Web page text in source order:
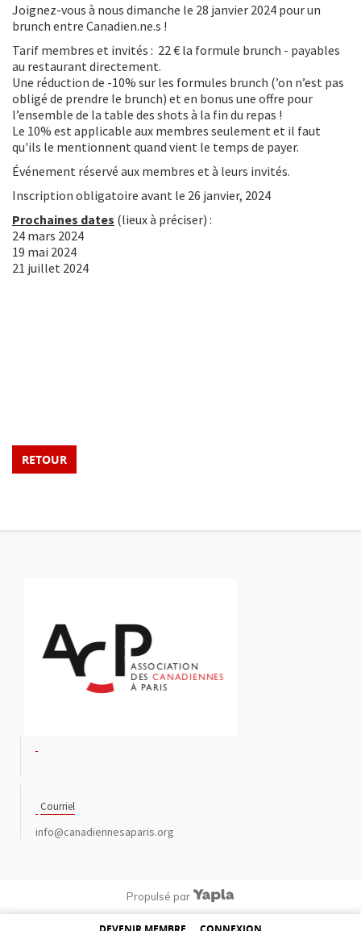
Joignez-vous à nous dimanche le 28 janvier 2024 pour un
brunch entre Canadien.ne.s !
Tarif membres et invités : 22 € la formule brunch - payables
au restaurant directement.
Une réduction de -10% sur les formules brunch (’on n’est pas
obligé de prendre le brunch) et en bonus une offre pour
l’ensemble de la table des shots à la fin du repas !
Le 10% est applicable aux membres seulement et il faut
qu'ils le mentionnent quand vient le temps de payer.
Événement réservé aux membres et à leurs invités.
Inscription obligatoire avant le 26 janvier, 2024
Prochaines dates (lieux à préciser) :
24 mars 2024
19 mai 2024
21 juillet 2024
RETOUR
Courriel
info@canadiennesaparis.org
Propulsé par